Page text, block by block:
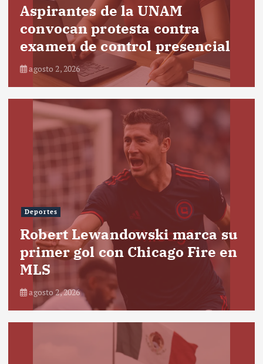
Aspirantes de la UNAM
convocan protesta contra
examen de control presencial
agosto 2, 2026
Deportes
Robert Lewandowski marca su
primer gol con Chicago Fire en
MLS
agosto 2, 2026